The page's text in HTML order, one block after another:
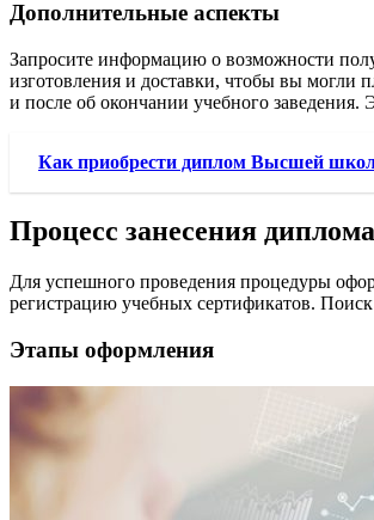
Дополнительные аспекты
Запросите информацию о возможности
изготовления и доставки, чтобы вы могли
и после об окончании учебного заведения.
Как приобрести диплом Высшей
Процесс занесения
Для успешного проведения процедуры
регистрацию учебных сертификатов.
Этапы оформления